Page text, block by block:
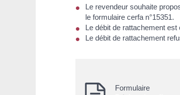
Le revendeur souhaite
le formulaire cerfa n°15351.
Le débit de rattachement est
Le débit de rattachement
Formulaire